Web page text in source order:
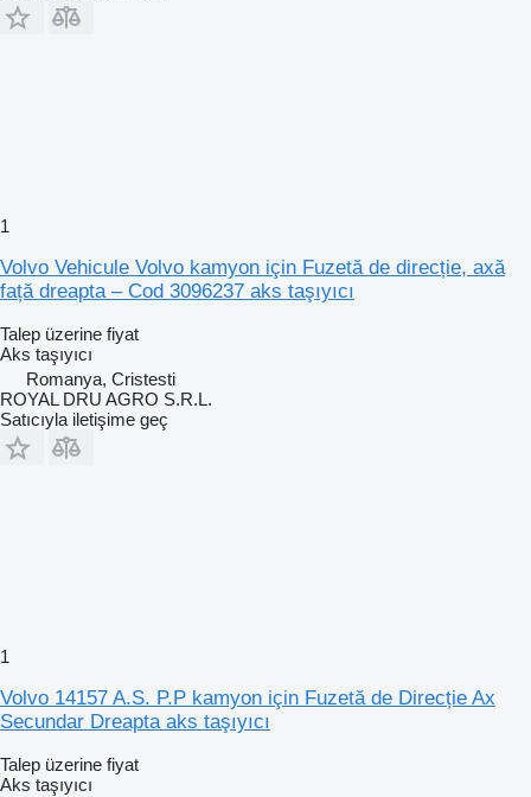
1
Volvo Vehicule Volvo kamyon için Fuzetă de direcție, axă
față dreapta – Cod 3096237 aks taşıyıcı
Talep üzerine fiyat
Aks taşıyıcı
Romanya, Cristesti
ROYAL DRU AGRO S.R.L.
Satıcıyla iletişime geç
1
Volvo 14157 A.S. P.P kamyon için Fuzetă de Direcție Ax
Secundar Dreapta aks taşıyıcı
Talep üzerine fiyat
Aks taşıyıcı